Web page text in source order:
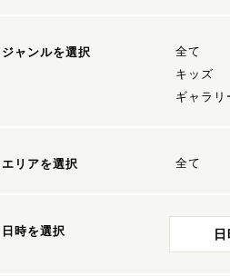
ジャンルを選択 全て
キッズ
ギャラリ
エリアを選択 全て
日時を選択